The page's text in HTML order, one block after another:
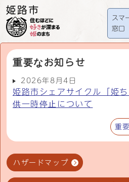
スマ
窓口
重要なお知らせ
2026年8月4日
姫路市シェアサイクル「姫
供一時停止について
重
ハザードマップ